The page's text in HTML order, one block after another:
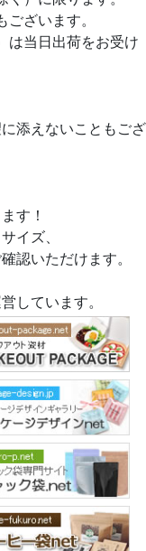
ざいます。
は当日出荷をお受け
添えないこともござ
す！
イズ、
認いただけます。
しています。